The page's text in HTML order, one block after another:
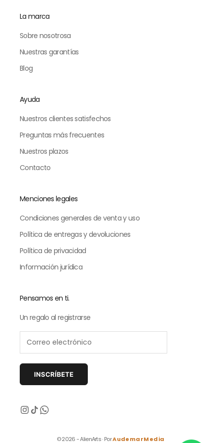
La marca
Sobre nosotrosa
Nuestras garantías
Blog
Ayuda
Nuestros clientes satisfechos
Preguntas más frecuentes
Nuestros plazos
Contacto
Menciones legales
Condiciones generales de venta y uso
Política de entregas y devoluciones
Política de privacidad
Información jurídica
Pensamos en ti.
Un regalo al registrarse
INSCRÍBETE
© 2026 - AlienArts · PorAudemarMedia